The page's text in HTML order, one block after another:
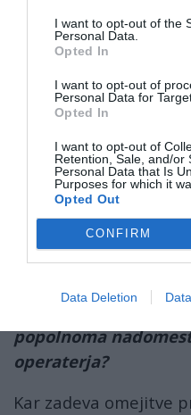
I want to opt-out of the
Personal Data.
Opted In
I want to opt-out of
Personal Data for
Opted In
I want to opt-out of
Retention, Sale, and/or
Personal Data that Is
Purposes for which it
Opted Out
CONFIRM
Data Deletion
lovskih letal za noben
warfare
#Su75Checkmate
drone tasks (
#suicidedronesand
missiles (#S400
— O R C A Military (@kmldial70)
Z naraščajočo
kako potreben bo
desetletjih? Bo
popolnoma
operaterja?
Kar zadeva omejitve